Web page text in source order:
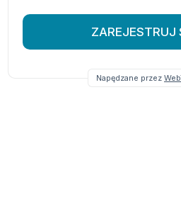
ZAREJESTRUJ
Napędzane przez